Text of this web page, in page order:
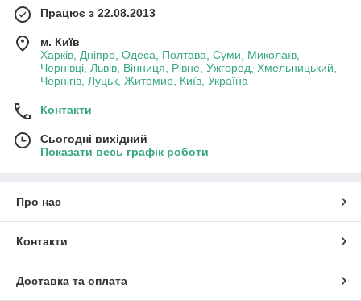
Працює з 22.08.2013
м. Київ
Харків, Дніпро, Одеса, Полтава, Суми, Миколаїв,
Чернівці, Львів, Вінниця, Рівне, Ужгород, Хмельницький,
Чернігів, Луцьк, Житомир, Київ, Україна
Контакти
Сьогодні вихідний
Показати весь графік роботи
Про нас
Контакти
Доставка та оплата